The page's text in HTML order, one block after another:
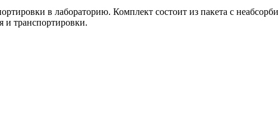
в лабораторию. Комплект состоит из пакета с
и транспортировки.